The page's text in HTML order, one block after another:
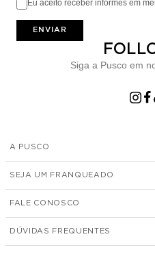
Eu aceito receber informes em
ENVIAR
Siga a Pusco em
A PUSCO
SEJA UM FRANQUEADO
FALE CONOSCO
DÚVIDAS FREQUENTES